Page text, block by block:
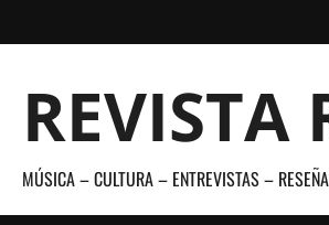
al
REVISTA
MÚSICA – CULTURA – ENTREVISTAS –